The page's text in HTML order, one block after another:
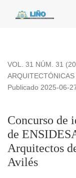
Concurso de
VOL. 31 NÚM. 31
ARQUITECTÓNICAS
Concurso de
de
Arquitectos
Avilés
Publicado 2025-06-